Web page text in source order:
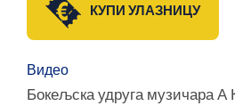
КУПИ УЛАЗНИЦУ
Видео
Бокељска удруга музичара